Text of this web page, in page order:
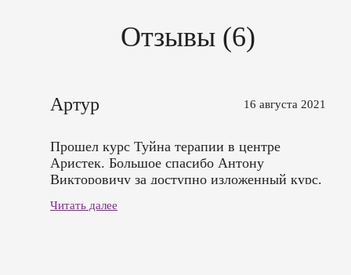
Отзывы (6)
Артур 16 августа 2021
Прошел курс Туйна терапии в центре
Аристек. Большое спасибо Антону
Викторовичу за доступно изложенный курс.
реабилитационной практике работы с
Читать далее